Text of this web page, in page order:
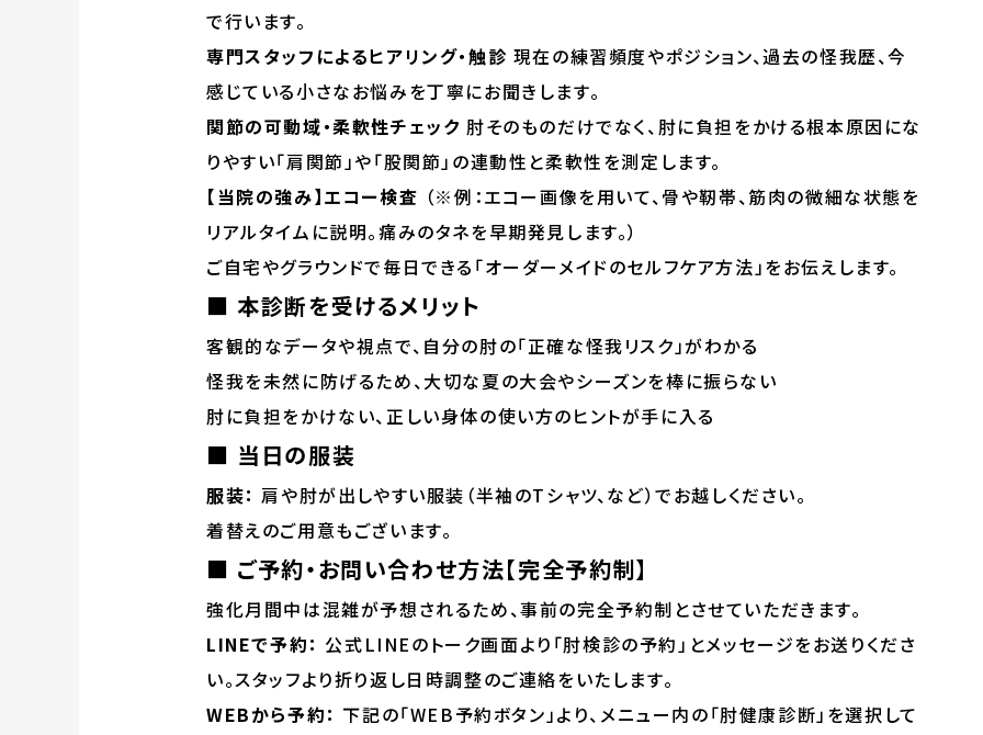
で行います。
専門スタッフによるヒアリング・触診 現在の練習頻度やポジション、過去の怪我歴、今
感じている小さなお悩みを丁寧にお聞きします。
関節の可動域・柔軟性チェック 肘そのものだけでなく、肘に負担をかける根本原因にな
りやすい「肩関節」や「股関節」の連動性と柔軟性を測定します。
【当院の強み】エコー検査 （※例：エコー画像を用いて、骨や靭帯、筋肉の微細な状態を
リアルタイムに説明。痛みのタネを早期発見します。）
ご自宅やグラウンドで毎日できる「オーダーメイドのセルフケア方法」をお伝えします。
■ 本診断を受けるメリット
客観的なデータや視点で、自分の肘の「正確な怪我リスク」がわかる
怪我を未然に防げるため、大切な夏の大会やシーズンを棒に振らない
肘に負担をかけない、正しい身体の使い方のヒントが手に入る
■ 当日の服装
服装： 肩や肘が出しやすい服装（半袖のTシャツ、など）でお越しください。
着替えのご用意もございます。
■ ご予約・お問い合わせ方法【完全予約制】
強化月間中は混雑が予想されるため、事前の完全予約制とさせていただきます。
LINEで予約： 公式LINEのトーク画面より「肘検診の予約」とメッセージをお送りくださ
い。スタッフより折り返し日時調整のご連絡をいたします。
WEBから予約： 下記の「WEB予約ボタン」より、メニュー内の「肘健康診断」を選択して